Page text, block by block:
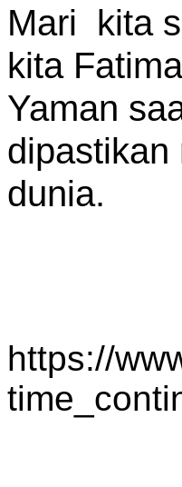
Mari kita
kita
Yaman
dipastikan
dunia.
https://